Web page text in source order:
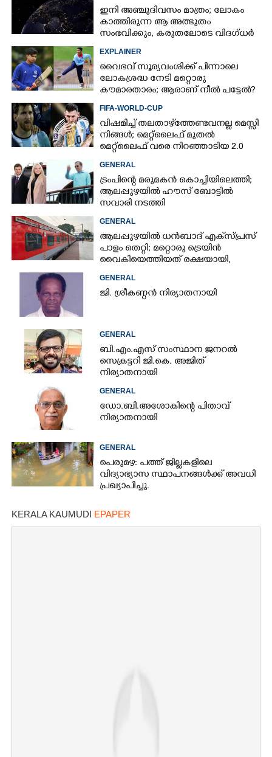
ഇനി അഞ്ചുദിവസം മാത്രം; ലോകം
കാത്തിരുന്ന ആ അത്ഭുതം
സംഭവിക്കും, കരുതലോടെ വിദഗ്ധർ
EXPLAINER
വൈഭവ് സൂര്യവംശിക്ക് പിന്നാലെ
ലോകശ്രദ്ധ നേടി മറ്റൊരു
കൗമാരതാരം; ആരാണ് നീൽ പട്ടേൽ?
FIFA-WORLD-CUP
വിഷമിച്ച് തലതാഴ്‌ത്തേണ്ടവനല്ല മെസ്സി
നിങ്ങള്‍; മെറ്റ്‌ലൈഫ് മുതല്‍
മെറ്റ്‌ലൈഫ് വരെ നിറഞ്ഞാടിയ 2.0
GENERAL
ട്രംപിന്റെ മരുമകൻ കൊച്ചിയിലെത്തി;
ആലപ്പുഴയിൽ ഹൗസ് ബോട്ടിൽ
സവാരി നടത്തി
GENERAL
ആലപ്പുഴയിൽ ധൻബാദ് എക്‌സ്പ്രസ്
പാളം തെറ്റി; മറ്റൊരു ട്രെയിൻ
വൈകിയെത്തിയത് രക്ഷയായി,
ഒഴിവായത് വൻ ദുരന്തം
GENERAL
ജി. ശ്രീകണ്ഠൻ നിര്യാതനായി
GENERAL
ബി.എം.എസ് സംസ്ഥാന ജനറൽ
സെക്രട്ടറി ജി.കെ. അജിത്
നിര്യാതനായി
GENERAL
ഡോ.ബി.അശോകിന്റെ പിതാവ്
നിര്യാതനായി
GENERAL
പെരുമഴ: പത്ത് ജില്ലകളിലെ
വിദ്യാഭ്യാസ സ്ഥാപനങ്ങൾക്ക് അവധി
പ്രഖ്യാപിച്ചു.
KERALA KAUMUDI EPAPER